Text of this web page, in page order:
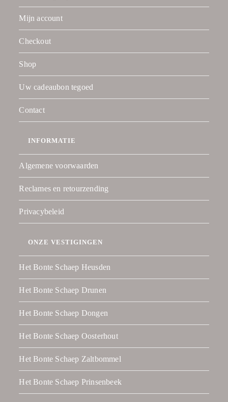
Mijn account
Checkout
Shop
Uw cadeaubon tegoed
Contact
INFORMATIE
Algemene voorwaarden
Reclames en retourzending
Privacybeleid
ONZE VESTIGINGEN
Het Bonte Schaep Heusden
Het Bonte Schaep Drunen
Het Bonte Schaep Dongen
Het Bonte Schaep Oosterhout
Het Bonte Schaep Zaltbommel
Het Bonte Schaep Prinsenbeek